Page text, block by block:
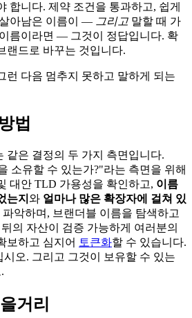
합니다. 제약 조건을 통과하고, 쉽게
아남은 이름이 — 그리고 말할 때 가
름이라면 — 그것이 정답입니다. 확
랜드로 바꾸는 것입니다.
런 다음 멈추지 못하고 말하게 되는
법
같은 결정의 두 가지 측면입니다.
소유할 수 있는가?"라는 측면을 위해
대안 TLD 가용성을 확인하고, 이름
는지 와 얼마나 많은 확장자에 걸쳐 있
악하며, 브랜더블 이름을 탐색하고
의 자산이 검증 가능하게 여러분의
보하고 심지어 토큰화할 수 있습니다.
오. 그리고 그것이 보유할 수 있는
거리